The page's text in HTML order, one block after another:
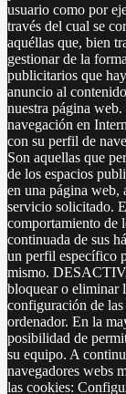
usuario como por
través del cual se
aquéllas que, bien
gestionar de la
publicitarios que
anuncio al
nuestra página
navegación en
con su perfil de
Son aquellas que
de los espacios
en una página web,
servicio solicitado.
comportamiento de
continuada de sus
un perfil específico
mismo.
bloquear o eliminar
configuración de
ordenador. En la
posibilidad de
su equipo. A
navegadores webs
las cookies: